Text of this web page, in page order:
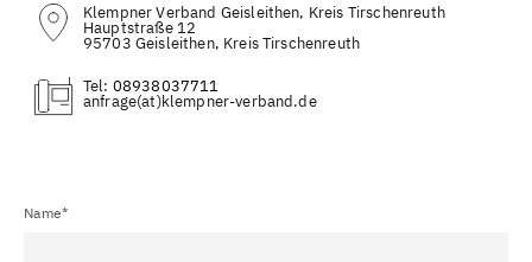
Klempner Verband Geisleithen, Kreis Tirschenreuth
Hauptstraße 12
95703 Geisleithen, Kreis Tirschenreuth
Tel: 08938037711
(at)
Name*